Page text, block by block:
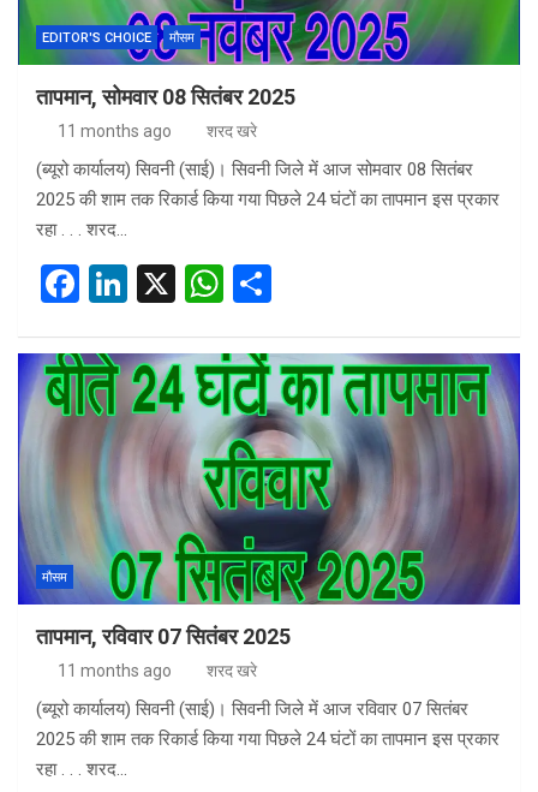
EDITOR'S CHOICE मौसम
तापमान, सोमवार 08 सितंबर 2025
11 months ago शरद खरे
(ब्यूरो कार्यालय) सिवनी (साई)। सिवनी जिले में आज सोमवार 08 सितंबर
2025 की शाम तक रिकार्ड किया गया पिछले 24 घंटों का तापमान इस प्रकार
रहा . . . शरद…
F
ce
b
k
Li
ke
dI
n
X
W
at
s
A
p
p
ar
e
मौसम
तापमान, रविवार 07 सितंबर 2025
11 months ago शरद खरे
(ब्यूरो कार्यालय) सिवनी (साई)। सिवनी जिले में आज रविवार 07 सितंबर
2025 की शाम तक रिकार्ड किया गया पिछले 24 घंटों का तापमान इस प्रकार
रहा . . . शरद…